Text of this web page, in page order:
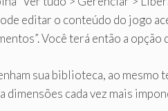
editar o conteúdo do jogo
Você terá então a
sua biblioteca, ao
cada vez mais